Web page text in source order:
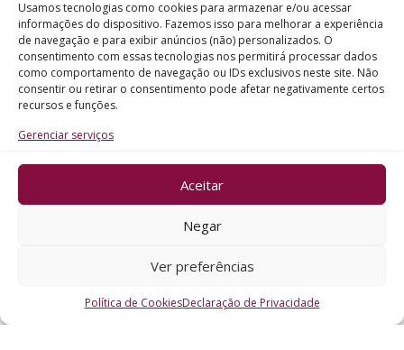
Usamos tecnologias como cookies para armazenar e/ou acessar
informações do dispositivo. Fazemos isso para melhorar a experiência
de navegação e para exibir anúncios (não) personalizados. O
consentimento com essas tecnologias nos permitirá processar dados
como comportamento de navegação ou IDs exclusivos neste site. Não
consentir ou retirar o consentimento pode afetar negativamente certos
recursos e funções.
Gerenciar serviços
Aceitar
Negar
Ver preferências
Política de CookiesDeclaração de Privacidade
Assunto
Mensagem